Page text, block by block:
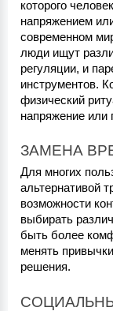
которого
напряжением
современном
люди ищут
регуляции, и
инструментов.
физический
напряжение или
ЗАМЕНА
Для многих
альтернативой
возможности
выбирать
быть более
менять
решения.